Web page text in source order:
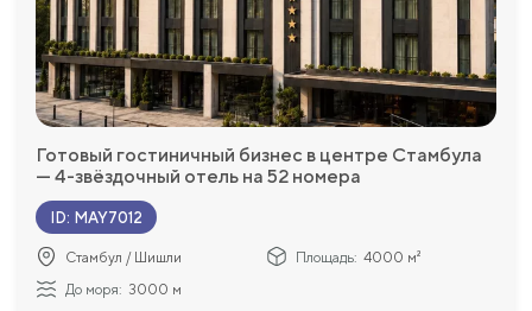
Готовый гостиничный бизнес в центре Стамбула
— 4-звёздочный отель на 52 номера
ID: MAY7012
Стамбул / Шишли Площадь: 4000 м²
До моря: 3000 м